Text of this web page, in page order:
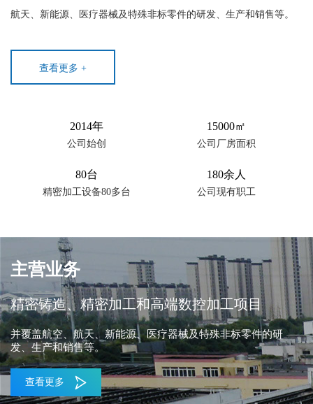
航天、新能源、医疗器械及特殊非标零件的研发、生产和销售等。
查看更多 +
2014年
公司始创
15000㎡
公司厂房面积
80台
精密加工设备80多台
180余人
公司现有职工
主营业务
精密铸造、精密加工和高端数控加工项目
并覆盖航空、航天、新能源、医疗器械及特殊非标零件的研
发、生产和销售等。
查看更多